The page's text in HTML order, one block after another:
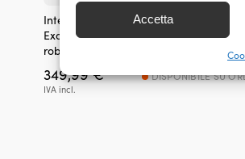
dispositivi, Identificare i dispositivi
automaticamente.
Garantire la sicurezza,
errori, Erogare e
Accetta
Interruttore / contatto per motore
Exalto Wiper Control Retro, 12 V, 2
robot tergicristallo, per 1 motore
349,99€
IVA incl.
DISPONIBILE SU